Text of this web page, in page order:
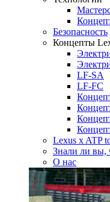
Безопасность
Концепты
LF-SA
LF-FC
Lexus x ATP
Знали ли вы,
О нас